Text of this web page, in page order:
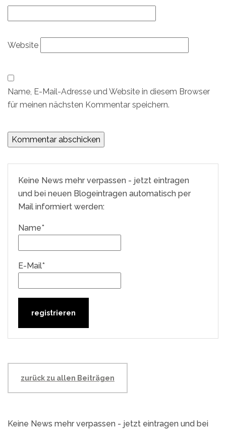
Website
Name, E-Mail-Adresse und Website in diesem Browser
für meinen nächsten Kommentar speichern.
Keine News mehr verpassen - jetzt eintragen
und bei neuen Blogeintragen automatisch per
Mail informiert werden:
Name*
E-Mail*
zurück zu allen Beiträgen
Keine News mehr verpassen - jetzt eintragen und bei